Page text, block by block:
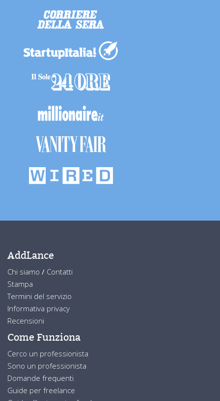
AddLance
Chi siamo / Contatti
Stampa
Termini del servizio
Informativa privacy
Recensioni
Come Funziona
Cerco un professionista
Sono un professionista
Domande frequenti
Guide per freelance